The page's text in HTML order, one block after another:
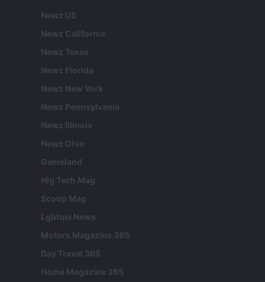
Newz US
Newz California
Newz Texas
Newz Florida
Newz New York
Newz Pennsylvania
Newz Illinois
Newz Ohio
Gameland
Hig Tech Mag
Scoop Mag
Lgbtqia News
Motors Magazine 365
Day Travel 365
Home Magazine 365